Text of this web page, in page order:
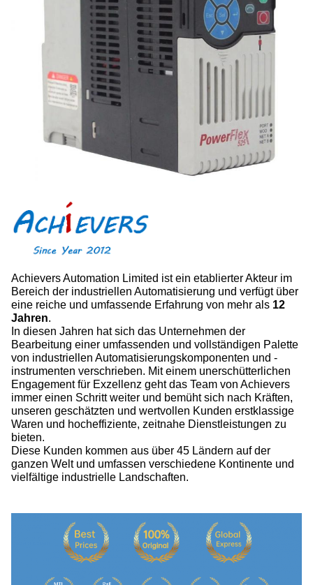
Achievers Automation Limited ist ein etablierter Akteur im
Bereich der industriellen Automatisierung und verfügt über
eine reiche und umfassende Erfahrung von mehr als 12
Jahren.
In diesen Jahren hat sich das Unternehmen der
Bearbeitung einer umfassenden und vollständigen Palette
von industriellen Automatisierungskomponenten und -
instrumenten verschrieben. Mit einem unerschütterlichen
Engagement für Exzellenz geht das Team von Achievers
immer einen Schritt weiter und bemüht sich nach Kräften,
unseren geschätzten und wertvollen Kunden erstklassige
Waren und hocheffiziente, zeitnahe Dienstleistungen zu
bieten.
Diese Kunden kommen aus über 45 Ländern auf der
ganzen Welt und umfassen verschiedene Kontinente und
vielfältige industrielle Landschaften.